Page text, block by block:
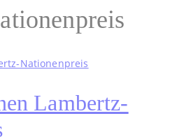
Lambertz-